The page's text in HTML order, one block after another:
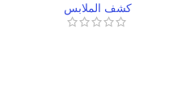
كشف الملابس